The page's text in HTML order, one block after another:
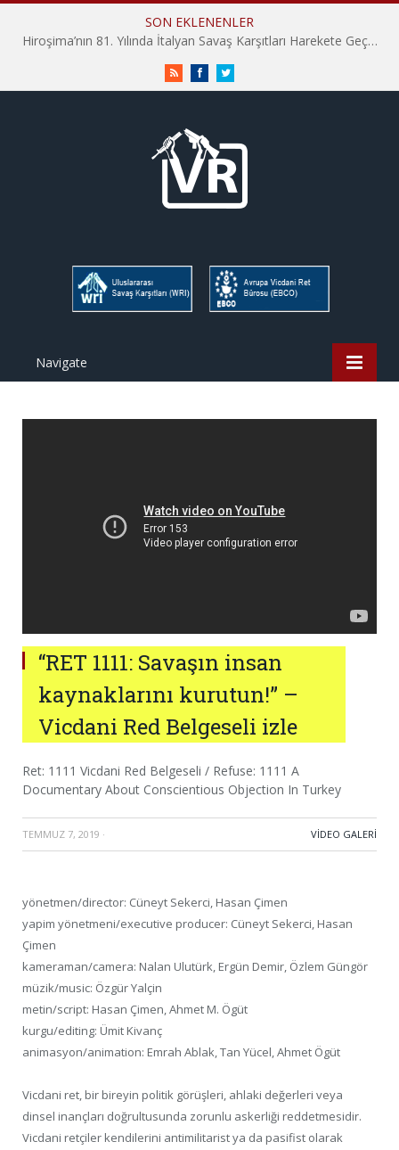
SON EKLENENLER
Hiroşima’nın 81. Yılında İtalyan Savaş Karşıtları Harekete Geçti: “Hatırlamak yeterli değil”
RSS FacebookTwitter
Navigate
“RET 1111: Savaşın insan
kaynaklarını kurutun!” –
Vicdani Red Belgeseli izle
Ret: 1111 Vicdani Red Belgeseli / Refuse: 1111 A
Documentary About Conscientious Objection In Turkey
TEMMUZ 7, 2019 · VIDEO GALERI
yönetmen/director: Cüneyt Sekerci, Hasan Çimen
yapim yönetmeni/executive producer: Cüneyt Sekerci, Hasan
Çimen
kameraman/camera: Nalan Ulutürk, Ergün Demir, Özlem Güngör
müzik/music: Özgür Yalçin
metin/script: Hasan Çimen, Ahmet M. Ögüt
kurgu/editing: Ümit Kivanç
animasyon/animation: Emrah Ablak, Tan Yücel, Ahmet Ögüt
Vicdani ret, bir bireyin politik görüşleri, ahlaki değerleri veya
dinsel inançları doğrultusunda zorunlu askerliği reddetmesidir.
Vicdani retçiler kendilerini antimilitarist ya da pasifist olarak